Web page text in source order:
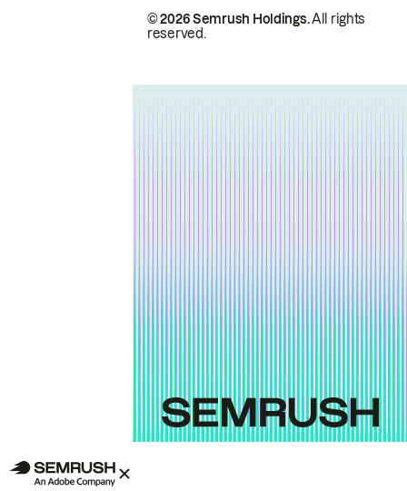
© 2026 Semrush Holdings.All rights
reserved.